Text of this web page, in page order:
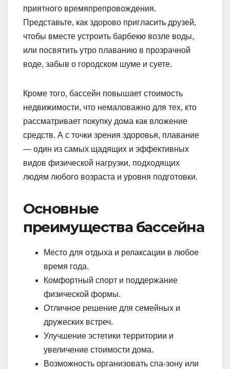
приятного времяпрепровождения.
Представьте, как здорово пригласить друзей,
чтобы вместе устроить барбекю возле воды,
или посвятить утро плаванию в прозрачной
воде, забыв о городском шуме и суете.
Кроме того, бассейн повышает стоимость
недвижимости, что немаловажно для тех, кто
рассматривает покупку дома как вложение
средств. А с точки зрения здоровья, плавание
— один из самых щадящих и эффективных
видов физической нагрузки, подходящих
людям любого возраста и уровня подготовки.
Основные
преимущества бассейна
Место для отдыха и релаксации в любое
время года.
Комфортный спорт и поддержание
физической формы.
Отличное решение для семейных и
дружеских встреч.
Улучшение эстетики территории и
увеличение стоимости дома.
Возможность организовать спа-зону или